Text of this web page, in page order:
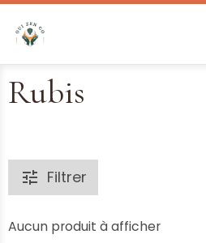
Rubis
Filtrer
Aucun produit à afficher